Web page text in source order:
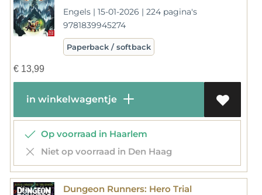
Engels | 15-01-2026 | 224 pagina's
9781839945274
Paperback / softback
€13,99
in winkelwagentje
Op voorraad in Haarlem
Niet op voorraad in Den Haag
Dungeon Runners: Hero Trial